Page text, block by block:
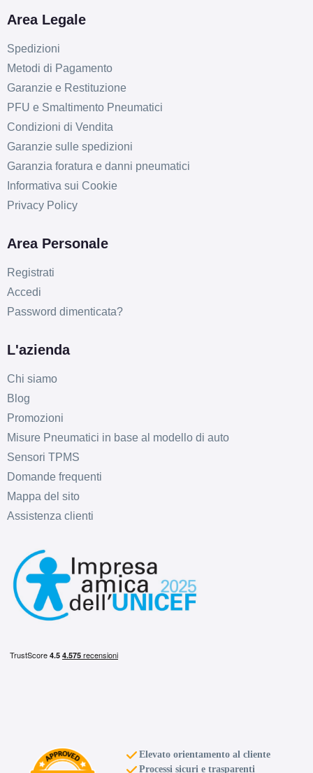
8.5X18 ET45 5x100
SPARCO Sparco Ff3
Matt Black 5 fori 18"
8.5X18 ET45 5x108
Foro centrale: 73mm
Disponibile
SPARCO Sparco Ff3
8.5X18 ET38 5x112
Disponibile
SPARCO Sparco Ff3
8.5X18 ET47 5x112
Disponibile
SPARCO Sparco Ff3
Matt Black 5 fori 18"
8.5X18 ET30 5x114.3
SPARCO Sparco Ff3
8.5X18 ET30 5x114.3
Foro centrale: 73mm
Disponibile
Matt Blue 5 fori 18"
Area Legale
Spedizioni
Metodi di Pagamento
Garanzie e Restituzione
PFU e Smaltimento Pneumatici
Condizioni di Vendita
Garanzie sulle spedizioni
Garanzia foratura e danni pneumatici
Informativa sui Cookie
Privacy Policy
Area Personale
Registrati
Accedi
Password dimenticata?
L'azienda
Chi siamo
Blog
Promozioni
Misure Pneumatici in base al modello di auto
Sensori TPMS
Domande frequenti
Mappa del sito
Assistenza clienti
Elevato orientamento al cliente
Processi sicuri e trasparenti